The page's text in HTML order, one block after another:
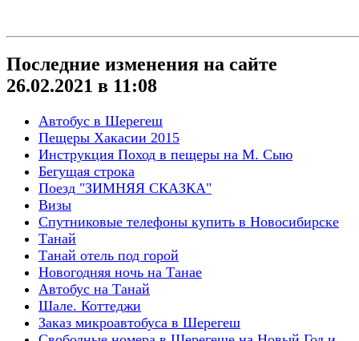
Последние изменения на сайте
26.02.2021 в 11:08
Автобус в Шерегеш
Пещеры Хакасии 2015
Инструкция Поход в пещеры на М. Сыю
Бегущая строка
Поезд "ЗИМНЯЯ СКАЗКА"
Визы
Спутниковые телефоны купить в Новосибирске
Танай
Танай отель под горой
Новогодняя ночь на Танае
Автобус на Танай
Шале. Коттеджи
Заказ микроавтобуса в Шерегеш